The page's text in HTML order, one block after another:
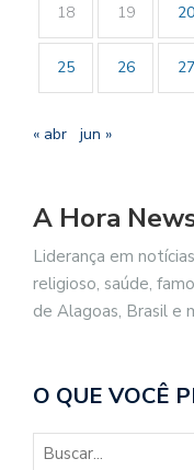
18 19 20
25 26 27
« abr jun »
A Hora
Liderança em
religioso, saúde,
de Alagoas, Brasil e
O QUE VOCÊ